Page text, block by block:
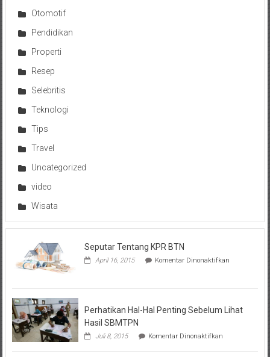
Otomotif
Pendidikan
Properti
Resep
Selebritis
Teknologi
Tips
Travel
Uncategorized
video
Wisata
Seputar Tentang KPR BTN
April 16, 2015 Komentar Dinonaktifkanpada
Perhatikan Hal-Hal Penting Sebelum Lihat
Hasil SBMTPN
Juli 8, 2015 Komentar Dinonaktifkanpada
Hal-